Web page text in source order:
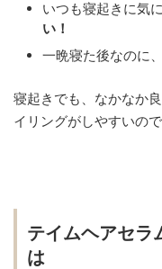
いつも寝起きに気
い！
一晩寝た後なのに、
寝起きでも、なかなか
イリングがしやすいの
テイムヘアセラ
は